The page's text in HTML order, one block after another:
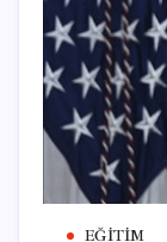
EĞITIM